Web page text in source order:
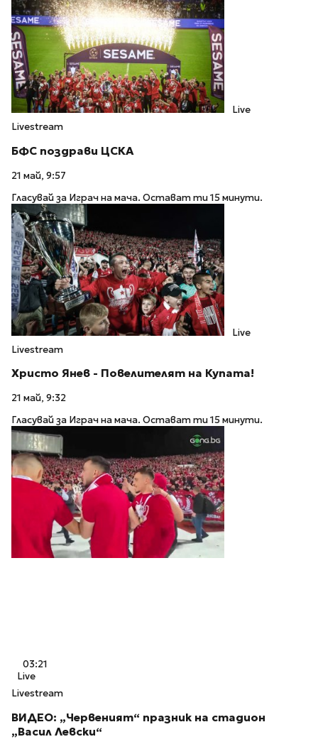
Live
Livestream
БФC поздрави ЦСКА
21 май, 9:57
Гласувай за Играч на мача. Остават ти 15 минути.
Live
Livestream
Христо Янев - Повелителят на Купата!
21 май, 9:32
Гласувай за Играч на мача. Остават ти 15 минути.
03:21
Live
Livestream
ВИДЕО: „Червеният“ празник на стадион
„Васил Левски“